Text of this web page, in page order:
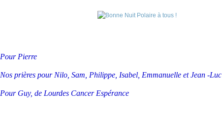
Pour Pierre
Nos prières pour Nilo, Sam, Philippe, Isabel, Emmanuelle et Jean -Luc
Pour Guy, de Lourdes Cancer Espérance